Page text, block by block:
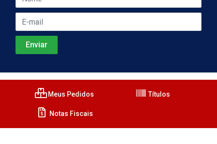
Meus Pedidos Títulos
Notas Fiscais